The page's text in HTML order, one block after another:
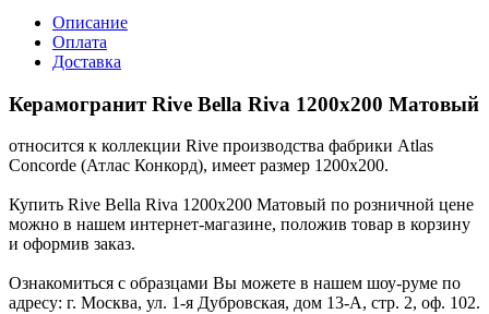
Описание
Оплата
Доставка
Керамогранит Rive Bella Riva 1200x200 Матовый
относится к коллекции Rive производства фабрики Atlas
Concorde (Атлас Конкорд), имеет размер 1200x200.
Купить Rive Bella Riva 1200x200 Матовый по розничной цене
можно в нашем интернет-магазине, положив товар в корзину
и оформив заказ.
Ознакомиться с образцами Вы можете в нашем шоу-руме по
адресу: г. Москва, ул. 1-я Дубровская, дом 13-А, стр. 2, оф. 102.